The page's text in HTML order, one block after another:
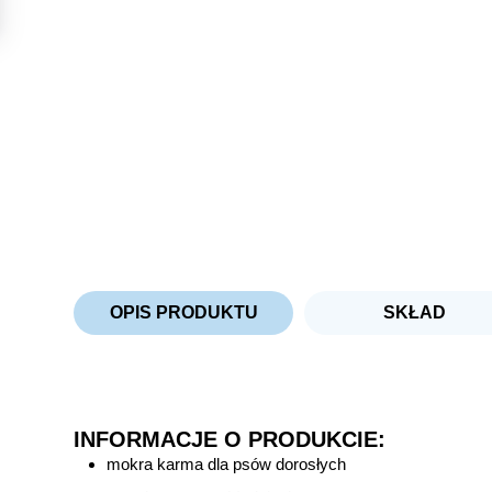
OPIS PRODUKTU SKŁAD
INFORMACJE O PRODUKCIE:
mokra karma dla psów dorosłych